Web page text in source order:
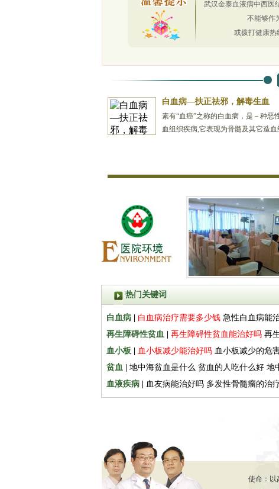
武汉金泰血液病中西医
不能够作
或拨打健康热
白血病—扶正祛邪，解毒生血
素有“血癌”之称的白血病，是－种恶
血组织疾病,它表现为骨髓及其它造
热门关键词
白血病 白血病治疗需要多少钱 急性白血病能
再生障碍性贫血
再生障碍性贫血能治好吗 再
血小板
血小板减少能治好吗 血小板减少的危
贫血
地中海贫血是什么 贫血的人吃什么好 地
血液疾病
血友病能治好吗 多发性骨髓瘤的治
使命：以